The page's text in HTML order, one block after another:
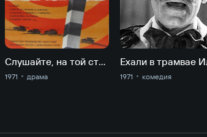
Слушайте, на той стороне
1971 драма 1971 комедия